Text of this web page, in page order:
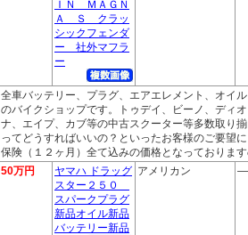
ＩＮ ＭＡＧＮ
Ａ Ｓ クラッ
シックフェンダ
ー 社外マフラ
ー
全車バッテリー、プラグ、エアエレメント、オイ
のバイクショップです。トゥデイ、ビーノ、ディ
ナ、エイプ、カブ等の中古スクーター等多数取り
ってどうすればいいの？といったお客様のご要望
保険（１２ヶ月）全て込みの価格となっておりま
50万円
ヤマハ ドラッグ
スター２５０
スパークプラグ
新品オイル新品
バッテリー新品
アメリカン ―